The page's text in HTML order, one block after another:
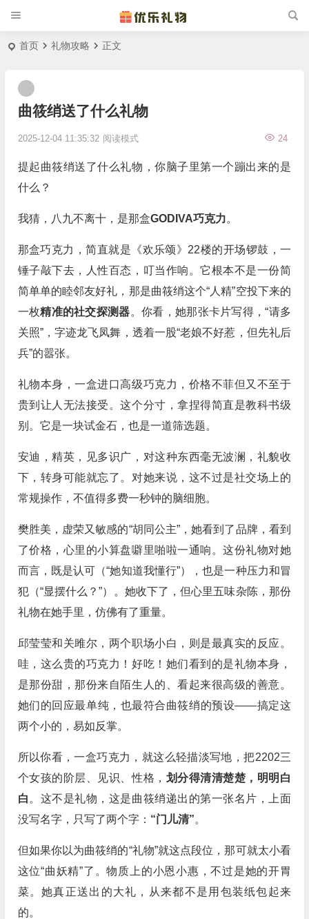
首页 礼物攻略 正文
曲筱绡送了什么礼物
2025-12-04 11:35:32 24
阅读模式
提起曲筱绡送了什么礼物，你脑子里第一个蹦出来的是
什么？
我猜，八九不离十，是那盒GODIVA巧克力。
那盒巧克力，简直就是《欢乐颂》22楼的开场锣鼓，一
锤子敲下去，人性百态，叮当作响。它根本不是一份简
简单单的睦邻友好礼，那是曲筱绡这个“人精”空投下来的
一枚精准的社交探测器。你看，她那张卡片写得，“请多
关照”，字迹龙飞凤舞，透着一股“老娘不好惹，但先礼后
兵”的嚣张。
礼物本身，一盒进口高级巧克力，价格不菲但又不至于
贵到让人无法接受。这个分寸，拿捏得简直是教科书级
别。它是一块试金石，也是一道筛选题。
安迪，精英，见多识广，对这种东西毫无波澜，礼貌收
下，转身可能就忘了。对她来说，这不过是社交场上的
常规操作，不值得多费一秒钟的脑细胞。
樊胜美，虚荣又敏感的“胡同公主”，她看到了品牌，看到
了价格，心里的小算盘噼里啪啦一通响。这份礼物对她
而言，既是认可（“她知道我懂行”），也是一种压力和冒
犯（“显摆什么？”）。她收下了，但心里五味杂陈，那份
礼物在她手里，仿佛有了重量。
邱莹莹和关雎尔，两个职场小白，则是最真实的反应。
哇，这么贵的巧克力！好吃！她们看到的是礼物本身，
是那份甜，那份来自陌生人的、看起来很高级的善意。
她们的回应最单纯，也最符合曲筱绡的预设——搞定这
两个小的，易如反掌。
所以你看，一盒巧克力，就这么轻描淡写地，把2202三
个女孩的阶层、见识、性格， 划分得清清楚楚，明明白
白 。这不是礼物，这是曲筱绡递出的第一张名片，上面
没写名字，只写了两个字： “门儿清”。
但如果你以为曲筱绡的“礼物”就这点段位，那可就太小看
这位“曲妖精”了。物质上的小恩小惠，不过是她的开胃
菜。她真正送出的大礼，从来都不是用包装纸包起来
的。